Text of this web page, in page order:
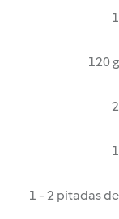
1
120 g
2
1
1 - 2 pitadas de